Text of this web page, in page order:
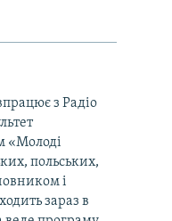
з Радіо
«Молоді
польських,
і
зараз в